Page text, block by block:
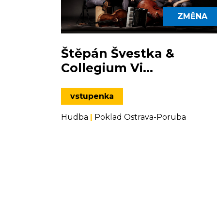
ZMĚNA
Štěpán Švestka &
Collegium Vi...
vstupenka
Hudba | Poklad Ostrava-Poruba